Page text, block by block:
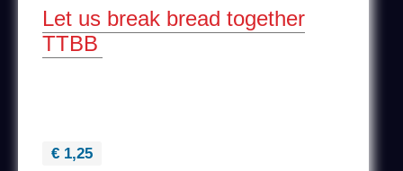
Let us break bread together
TTBB
€ 1,25